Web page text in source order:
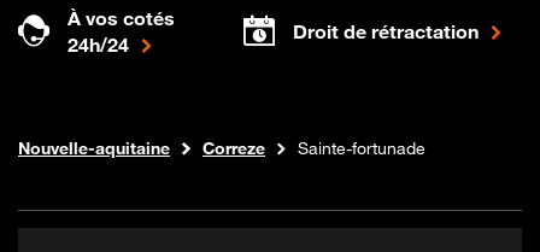
À vos cotés
24h/24
Droit de rétractation
Boutique Orange
Internet fibre
Nouvelle-aquitaine Correze Sainte-fortunade